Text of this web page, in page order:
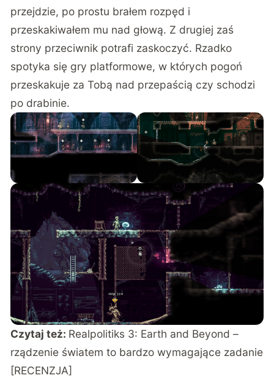
przejdzie, po prostu brałem rozpęd i
przeskakiwałem mu nad głową. Z drugiej zaś
strony przeciwnik potrafi zaskoczyć. Rzadko
spotyka się gry platformowe, w których pogoń
przeskakuje za Tobą nad przepaścią czy schodzi
po drabinie.
Czytaj też: Realpolitiks 3: Earth and Beyond –
rządzenie światem to bardzo wymagające zadanie
[RECENZJA]